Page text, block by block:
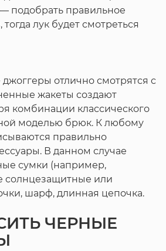
подобрать правильное
лук будет смотреться
отлично смотрятся с
жакеты создают
комбинации классического
моделью брюк. К любому
правильно
В данном случае
сумки (например,
солнцезащитные или
шарф, длинная цепочка.
ЧЕРНЫЕ